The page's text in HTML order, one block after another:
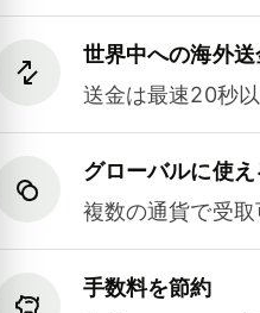
世界中への海外送
送金は最速20秒
グローバルに使
複数の通貨で受
手数料を節約